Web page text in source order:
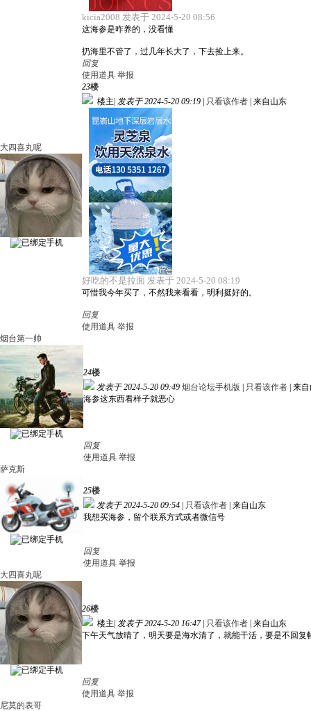
kicia2008 发表于 2024-5-20 08:56
这海参是咋养的，没看懂
扔海里不管了，过几年长大了，下去捡上来。
回复
使用道具 举报
大四喜丸呢
23楼
楼主 发表于 2024-5-20 09:19 只看该作者 来自山东
好吃的不是拉面 发表于 2024-5-20 08:19
可惜我今年买了，不然我来看看，明利挺好的。
回复
使用道具 举报
烟台第一帅
24楼
发表于 2024-5-20 09:49 烟台论坛手机版 只看该作者 来
海参这东西看样子就恶心
回复
使用道具 举报
萨克斯
25楼
发表于 2024-5-20 09:54
只看该作者 来自山东
我想买海参，留个联系方式或者微信号
回复
使用道具 举报
大四喜丸呢
26楼
楼主 发表于 2024-5-20 16:47 只看该作者 来自山东
下午天气放晴了，明天要是海水清了，就能干活，要是不回
回复
使用道具 举报
尼莫的表哥